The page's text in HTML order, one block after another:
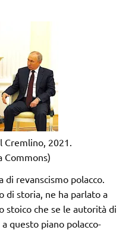
Cremlino, 2021.
Commons)
di revanscismo polacco.
di storia, ne ha parlato a
stoico che se le autorità di
questo piano polacco-